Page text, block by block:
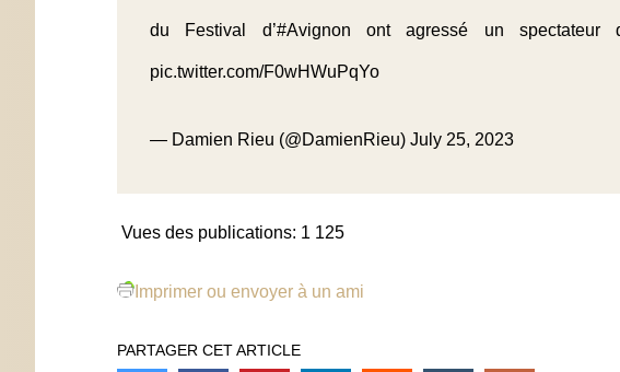
du Festival d’#Avignon ont agressé un
pic.twitter.com/F0wHWuPqYo
— Damien Rieu (@DamienRieu) July 25, 2023
Vues des publications: 1 125
Imprimer ou envoyer à un ami
PARTAGER CET ARTICLE